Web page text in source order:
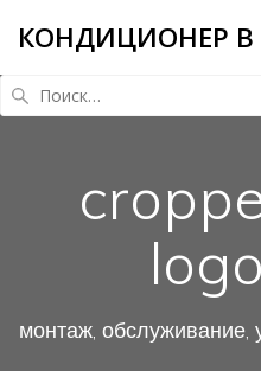
КОНДИЦИОНЕР В
монтаж, обслуживание,